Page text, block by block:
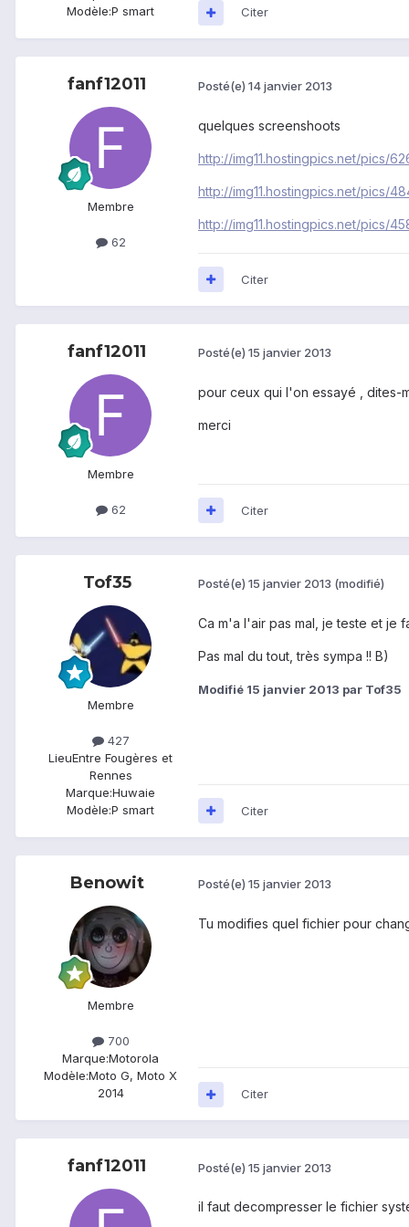
Modèle:P smart Citer
fanf12011
Membre
62
Posté(e) 14 janvier 2013
quelques screenshoots
http://img11.hostingpics.net/pics/
http://img11.hostingpics.net/pics/
http://img11.hostingpics.net/pics/
Citer
fanf12011
Membre
62
Posté(e) 15 janvier 2013
pour ceux qui l'on essayé , dites-
merci
Citer
Tof35
Membre
427
LieuEntre Fougères et
Rennes
Marque:Huwaie
Modèle:P smart
Posté(e) 15 janvier 2013 (modifié)
Ca m'a l'air pas mal, je teste et je
Pas mal du tout, très sympa !! B)
Modifié 15 janvier 2013 par Tof35
Citer
Benowit
Membre
700
Marque:Motorola
Modèle:Moto G, Moto X
2014
Posté(e) 15 janvier 2013
Tu modifies quel fichier pour
Citer
fanf12011 Posté(e) 15 janvier 2013
il faut decompresser le fichier